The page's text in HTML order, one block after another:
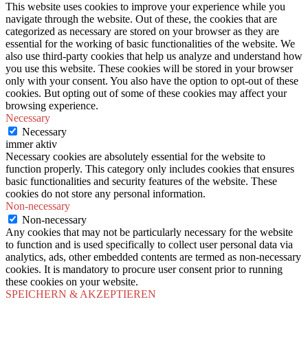
This website uses cookies to improve your experience while you
navigate through the website. Out of these, the cookies that are
categorized as necessary are stored on your browser as they are
essential for the working of basic functionalities of the website. We
also use third-party cookies that help us analyze and understand how
you use this website. These cookies will be stored in your browser
only with your consent. You also have the option to opt-out of these
cookies. But opting out of some of these cookies may affect your
browsing experience.
Necessary
Necessary
immer aktiv
Necessary cookies are absolutely essential for the website to
function properly. This category only includes cookies that ensures
basic functionalities and security features of the website. These
cookies do not store any personal information.
Non-necessary
Non-necessary
Any cookies that may not be particularly necessary for the website
to function and is used specifically to collect user personal data via
analytics, ads, other embedded contents are termed as non-necessary
cookies. It is mandatory to procure user consent prior to running
these cookies on your website.
SPEICHERN & AKZEPTIEREN